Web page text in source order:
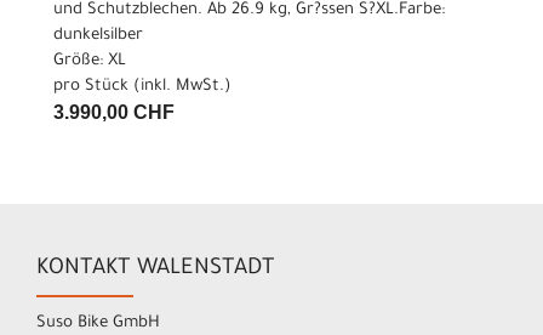
und Schutzblechen. Ab 26.9 kg, Gr?ssen S?XL.Farbe:
dunkelsilber
Größe: XL
pro Stück (inkl. MwSt.)
3.990,00 CHF
KONTAKT WALENSTADT
Suso Bike GmbH